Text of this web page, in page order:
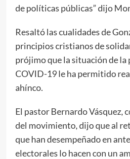
de políticas públicas” dijo
Resaltó las cualidades de
principios cristianos de
prójimo que la situación de la
COVID-19 le ha permitido
ahínco.
El pastor Bernardo Vásquez,
del movimiento, dijo que al
que han desempeñado en
electorales lo hacen con un